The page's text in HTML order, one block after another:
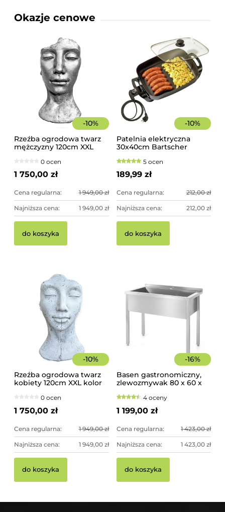
Okazje cenowe
-10%
Rzeźba ogrodowa twarz
mężczyzny 120cm XXL
imponująca dekoracja
ogrodowa
0 ocen
1 750,00 zł
Cena regularna: 1 949,00 zł
Najniższa cena: 1 949,00 zł
do koszyka
-10%
Patelnia elektryczna
30x40cm Bartscher
5 ocen
189,99 zł
Cena regularna: 212,00 zł
Najniższa cena: 212,00 zł
do koszyka
-10%
Rzeźba ogrodowa twarz
kobiety 120cm XXL kolor
imponująca dekoracja
ogrodowa
0 ocen
1 750,00 zł
Cena regularna: 1 949,00 zł
Najniższa cena: 1 949,00 zł
do koszyka
-16%
Basen gastronomiczny,
zlewozmywak 80 x 60 x
4 oceny
1 199,00 zł
Cena regularna: 1 423,00 zł
Najniższa cena: 1 423,00 zł
do koszyka